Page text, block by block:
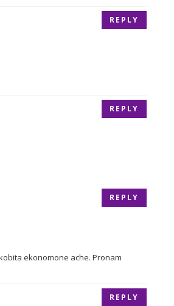
REPLY
REPLY
REPLY
ekonomone ache. Pronam
REPLY